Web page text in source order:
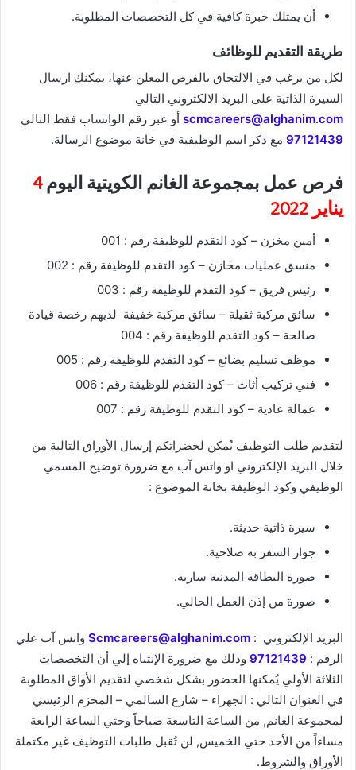
أن يمتلك خبرة كافية في كل التخصصات المطلوبة.
طريقة التقديم للوظائف
لكل من يرغب في الالتحاق بالفرص المعلن عنها، يمكنك ارسال
السيرة الذاتية على البريد الالكتروني التالي
scmcareers@alghanim.com أو عبر رقم الواتساب فقط التالي
97121439 مع ذكر اسم الوظيفية في خانة موضوع الرسالة.
فرص عمل بمجموعة الغانم الكويتية اليوم4
يناير 2022
أمين مخزن – كود التقدم للوظيفة رقم : 001
منسق عمليات مخازن – كود التقدم للوظيفة رقم : 002
رئيس فريق – كود التقدم للوظيفة رقم : 003
سائق مركبة ثقيلة – سائق مركبة خفيفة لديهم رخصة قيادة
صالحة – كود التقدم للوظيفة رقم : 004
موظف تسليم بضائع – كود التقدم للوظيفة رقم : 005
فني تركيب أثاث – كود التقدم للوظيفة رقم : 006
عمالة عادية – كود التقدم للوظيفة رقم : 007
لتقديم طلب التوظيف يُمكن لحضراتكم إرسال الأوراق التالية من
خلال البريد الإلكتروني او واتس آب مع ضرورة توضيح المسمي
الوظيفي وكود الوظيفة بخانة الموضوع :
سيرة ذاتية حديثة.
جواز السفر به صلاحية.
صورة البطاقة المدنية سارية.
صورة من إذن العمل الحالي.
البريد الإلكتروني : Scmcareers@alghanim.com واتس آب علي
الرقم : 97121439 وذلك مع ضرورة الإنتباه إلي أن التخصصات
الثلاثة الأولي يُمكنها الحضور بشكل شخصي لتقديم الأواق المطلوبة
في العنوان التالي : الجهراء – شارع السالمي – المخزم الرئيسي
لمجموعة الغانم, من الساعة التاسعة صباحاً وحتي الساعة الرابعة
مساءاً من الأحد حتي الخميس, لن تُقبل طلبات التوظيف غير مكتملة
الأوراق والشروط.